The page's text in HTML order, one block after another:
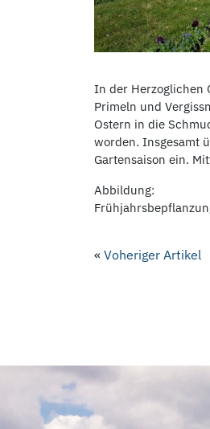
In der Herzoglichen
Primeln und
Ostern in die
worden. Insgesamt
Gartensaison ein.
Abbildung:
« Voheriger Artikel